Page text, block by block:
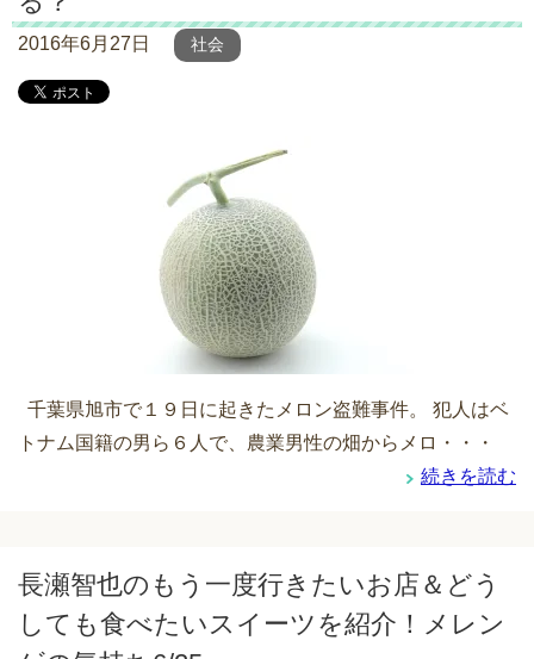
2016年6月27日 社会
千葉県旭市で１９日に起きたメロン盗難事件。 犯人はベ
トナム国籍の男ら６人で、農業男性の畑からメロ・・・
続きを読む
長瀬智也のもう一度行きたいお店＆どう
しても食べたいスイーツを紹介！メレン